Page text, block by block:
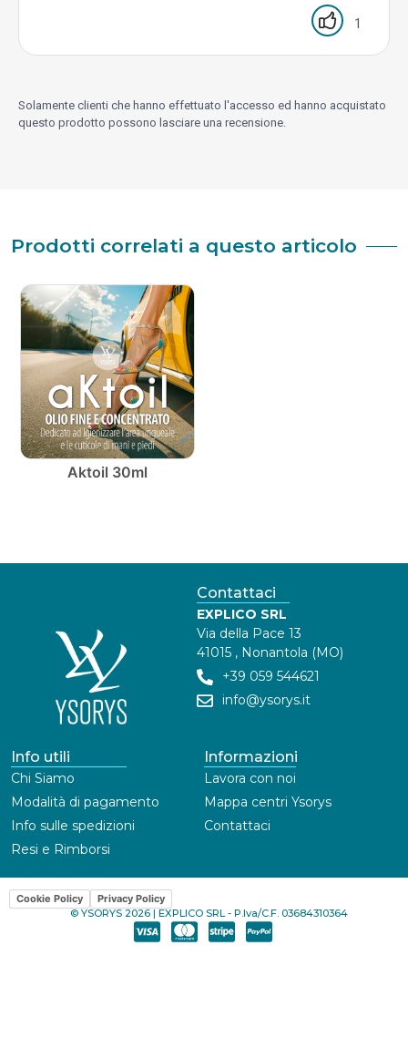
1
Solamente clienti che hanno effettuato l'accesso ed hanno acquistato
questo prodotto possono lasciare una recensione.
Prodotti correlati a questo articolo
Aktoil 30ml
Contattaci
EXPLICO SRL
Via della Pace 13
41015 , Nonantola (MO)
+39 059 544621
info@ysorys.it
Info utili
Chi Siamo
Modalità di pagamento
Info sulle spedizioni
Resi e Rimborsi
Informazioni
Lavora con noi
Mappa centri Ysorys
Contattaci
Cookie Policy
Privacy Policy
© YSORYS 2026 | EXPLICO SRL - P.Iva/C.F. 03684310364